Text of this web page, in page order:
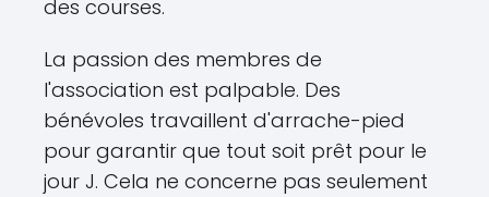
des courses.
La passion des membres de
l'association est palpable. Des
bénévoles travaillent d'arrache-pied
pour garantir que tout soit prêt pour le
jour J. Cela ne concerne pas seulement